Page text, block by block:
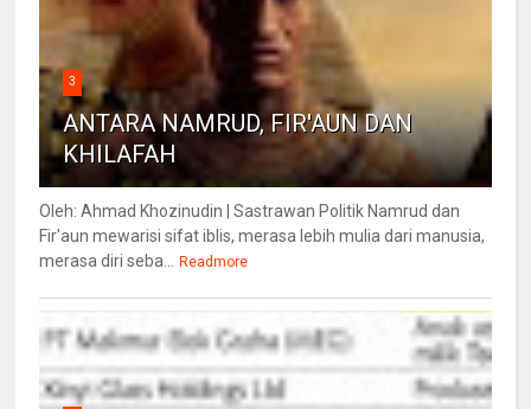
3
ANTARA NAMRUD, FIR'AUN DAN
KHILAFAH
Oleh: Ahmad Khozinudin | Sastrawan Politik Namrud dan
Fir'aun mewarisi sifat iblis, merasa lebih mulia dari manusia,
merasa diri seba...
Readmore